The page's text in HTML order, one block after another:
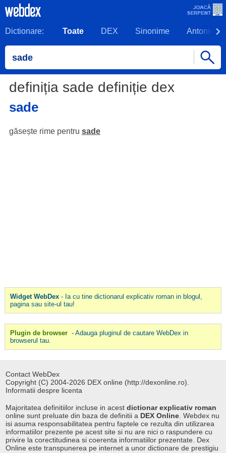
Dictionare: Toate DEX Sinonime Antonime
definiția sade definiție dex
sade
găsește rime pentru sade
Widget WebDex- Ia cu tine dictionarul explicativ roman in blogul,
pagina sau site-ul tau!
Plugin de browser - Adauga pluginul de cautare WebDex in
browserul tau.
Contact WebDex
Copyright (C) 2004-2026 DEX online (http://dexonline.ro).
Informatii despre licenta
Majoritatea definitiilor incluse in acestdictionar explicativ roman
online sunt preluate din baza de definitii a DEX Online . Webdex nu
isi asuma responsabilitatea pentru faptele ce rezulta din utilizarea
informatiilor prezente pe acest site si nu are nici o raspundere cu
privire la corectitudinea si coerenta informatiilor prezentate. Dex
Online este transpunerea pe internet a unor dictionare de prestigiu